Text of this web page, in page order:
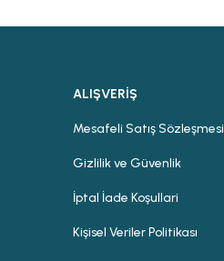
ALIŞVERİŞ
Mesafeli Satış Sözleşmesi
Gizlilik ve Güvenlik
İptal İade Koşullari
Kişisel Veriler Politikası